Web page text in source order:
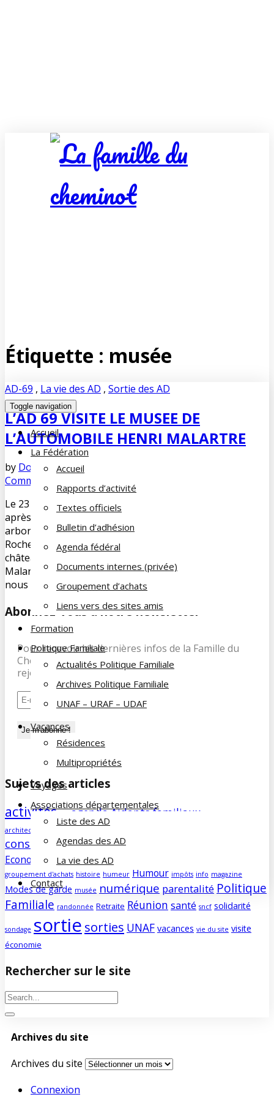
Toggle navigation
Accueil
La Fédération
Accueil
Rapports d’activité
Textes officiels
Bulletin d’adhésion
Agenda fédéral
Documents internes (privée)
Groupement d’achats
Liens vers des sites amis
Formation
Politique Familiale
Actualités Politique Familiale
Archives Politique Familiale
UNAF – URAF – UDAF
Vacances
Résidences
Multipropriétés
Voyages
Associations départementales
Liste des AD
Agendas des AD
La vie des AD
Contact
Étiquette : musée
AD-69 , La vie des AD , Sortie des AD
L’AD 69 VISITE LE MUSEE DE
L’AUTOMOBILE HENRI MALARTRE
by Dominique DUPUY-LORIN
Comments
Le 23 février, nous étions 17 à nous retrouver dès 9h45,
après quelques trajets difficiles en voiture, dans le parc
arboré de 3 hectares entourant le Château de
Rochetaillée-sur-Saône à 11 kms au nord de Lyon. Ce
château Belle Epoque abrite le musée Automobile Henri
Malartre depuis 1960. Notre guide nous y attendais pour
nous […]
Abonnez-vous à notre newsletter
Pour recevoir les dernières infos de la Famille du
Cheminot, abonnez-vous à notre newsletter et
rejoignez nos 197 abonnés.
Sujets des articles
activités agendaAidants familiaux
architecture
Assemblée Générale
consommation COVID culture
Economie/société edito education
groupement d'achats histoire humeur Humour impôts info magazine
Modes de garde musée numérique parentalité Politique
Familiale randonnée Retraite Réunion santé sncf solidarité
sondage sortie sorties UNAF vacances vie du site visite
économie
Rechercher sur le site
Archives du site
Archives du site
Connexion